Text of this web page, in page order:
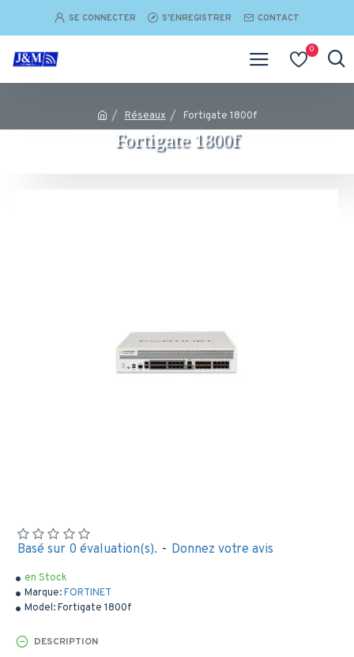
SE CONNECTER S'ENREGISTRER CONTACT
0
Réseaux Fortigate​ 1800f
Fortigate​ 1800f
en Stock
Marque:FORTINET
Model:Fortigate​ 1800f
Basé sur 0 évaluation(s). - Donnez votre avis
DESCRIPTION